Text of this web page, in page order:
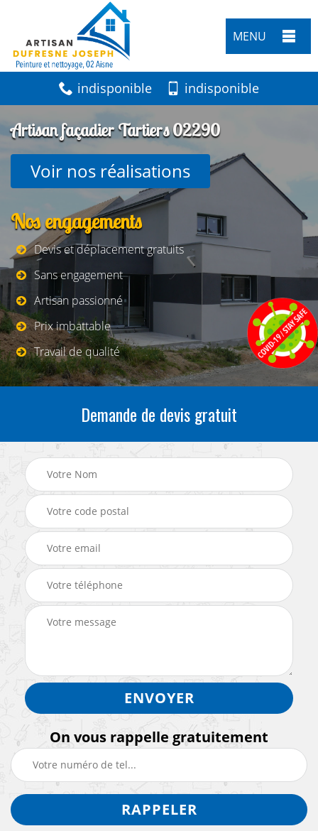
MENU
indisponible indisponible
Artisan façadier Tartiers 02290
Voir nos réalisations
Nos engagements
Devis et déplacement gratuits
Sans engagement
Artisan passionné
Prix imbattable
Travail de qualité
Demande de devis gratuit
On vous rappelle gratuitement